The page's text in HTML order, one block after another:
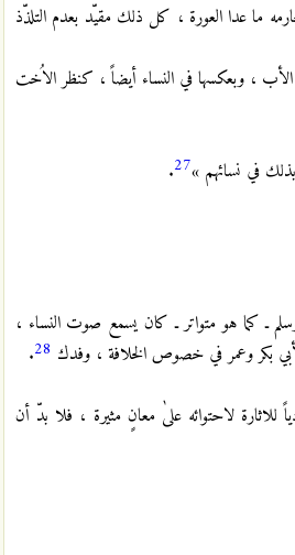
ما عدا العورة ، كل ذلك مقيّد بعدم التلذّذ
الأب ، وبعكسها في النساء أيضاً ، كنظر الاُخت
في نسائهم »27
.
ـ كما هو متواتر ـ كان يسمع صوت النساء ،
بكر وعمر في خصوص الخلافة ، وفدك 28
.
للاثارة لاحتوائه علىٰ معانٍ مثيرة ، فلا بدّ أن